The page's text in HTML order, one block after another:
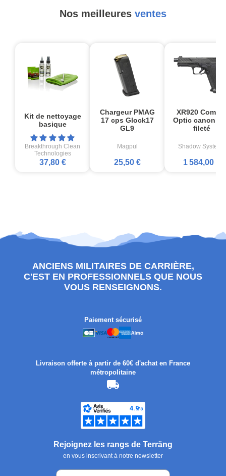
Nos meilleures ventes
Kit de nettoyage
basique
Breakthrough Clean
Technologies
37,80 €
Chargeur PMAG
17 cps Glock17
GL9
Magpul
25,50 €
XR920
Optic canon
fileté
Shadow Systems
1 584,00 €
ANCIENS MILITAIRES DE CARRIÈRE,
C'EST EN PROFESSIONNELS QUE NOUS
VOUS RENSEIGNONS.
Paiement sécurisé
Livraison offerte à partir de 60€ d'achat en France
métropolitaine
Rejoignez les rangs de Terräng
en vous inscrivant à notre newsletter